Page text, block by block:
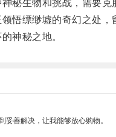
生物和挑战，需要克
缥缈墟的奇幻之处，
神秘之地。
善解决，让我能够放心购物。